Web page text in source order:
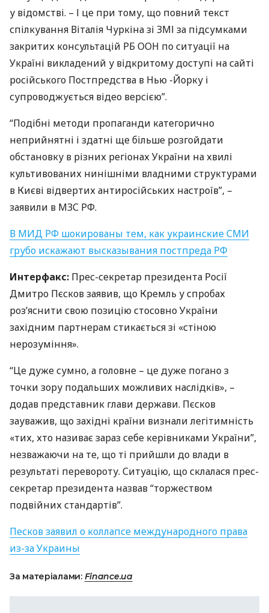
у відомстві. – І це при тому, що повний текст
спілкування Віталія Чуркіна зі ЗМІ за підсумками
закритих консультацій РБООН по ситуації на
Україні викладений у відкритому доступі на сайті
російського Постпредства в Нью -Йорку і
супроводжується відео версією”.
“Подібні методи пропаганди категорично
неприйнятні і здатні ще більше розгойдати
обстановку в різних регіонах України на хвилі
культивованих нинішніми владними структурами
в Києві відвертих антиросійських настроїв”, –
заявили в МЗС РФ.
В МИД РФ шокированы тем, как украинскиеСМИ
грубо искажают высказывания постпреда РФ
Интерфакс: Прес-секретар президента Росії
Дмитро Пєсков заявив, що Кремль у спробах
роз’яснити свою позицію стосовно України
західним партнерам стикається зі «стіною
нерозуміння».
“Це дуже сумно, а головне – це дуже погано з
точки зору подальших можливих наслідків», –
додав представник глави держави. Пєсков
зауважив, що західні країни визнали легітимність
«тих, хто називає зараз себе керівниками України”,
незважаючи на те, що ті прийшли до влади в
результаті перевороту. Ситуацію, що склалася прес-
секретар президента назвав “торжеством
подвійних стандартів”.
Песков заявил о коллапсе международного права
из-за Украины
За матеріалами: Finance.ua